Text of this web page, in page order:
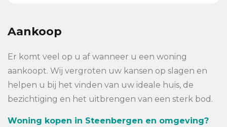
Aankoop
Er komt veel op u af wanneer u een woning
aankoopt. Wij vergroten uw kansen op slagen en
helpen u bij het vinden van uw ideale huis, de
bezichtiging en het uitbrengen van een sterk bod.
Woning kopen in Steenbergen en omgeving?